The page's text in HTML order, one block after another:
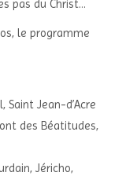
pas du Christ…
le programme
Jean-d’Acre
des Béatitudes,
Jéricho,